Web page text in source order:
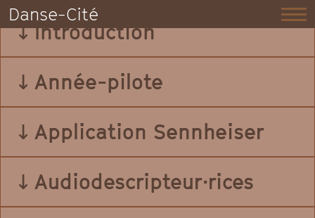
Danse-Cité
↓ Introduction
↓ Année-pilote
↓ Application Sennheiser
↓ Audiodescripteur·rices